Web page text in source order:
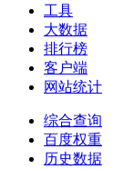
工具
大数据
排行榜
客户端
网站统计
综合查询
百度权重
历史数据